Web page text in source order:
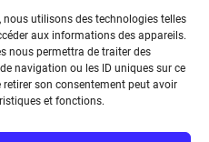
nous utilisons des technologies telles
aux informations des appareils.
nous permettra de traiter des
navigation ou les ID uniques sur ce
son consentement peut avoir
et fonctions.
APE : 9412Z TVA intra-
232